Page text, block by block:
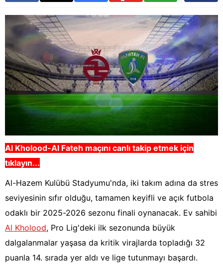
Al Kholood-Al Fateh maçını canlı takip etmek için
tıklayın...
Al-Hazem Kulübü Stadyumu'nda, iki takım adına da stres
seviyesinin sıfır olduğu, tamamen keyifli ve açık futbola
odaklı bir 2025-2026 sezonu finali oynanacak. Ev sahibi
Al Kholood, Pro Lig'deki ilk sezonunda büyük
dalgalanmalar yaşasa da kritik virajlarda topladığı 32
puanla 14. sırada yer aldı ve lige tutunmayı başardı.